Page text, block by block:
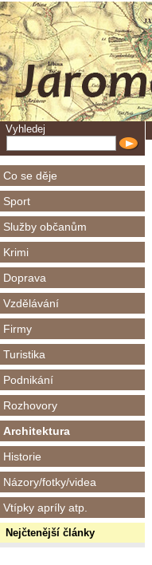
Vyhledej
Co se děje
Sport
Služby občanům
Krimi
Doprava
Vzdělávání
Firmy
Turistika
Podnikání
Rozhovory
Architektura
Historie
Názory/fotky/videa
Vtípky apríly atp.
Nejčtenější články